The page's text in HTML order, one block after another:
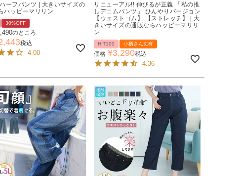
ーフパンツ | 大きいサイズの
ハッピーマリリン
30%OFF
のところ
税込
4.00
リニューアル!! 伸びるが正義 「私の推
しデニムパンツ」 ひんやりバージョン
【ウェストゴム】 【ストレッチ】 | 大
きいサイズの通販ならハッピーマリリ
ン
HIT100 小柄さん丈有
価格 ¥3,290税込
4.36